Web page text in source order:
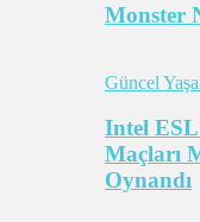
Monster
Güncel
Intel
Maçları
Oynandı